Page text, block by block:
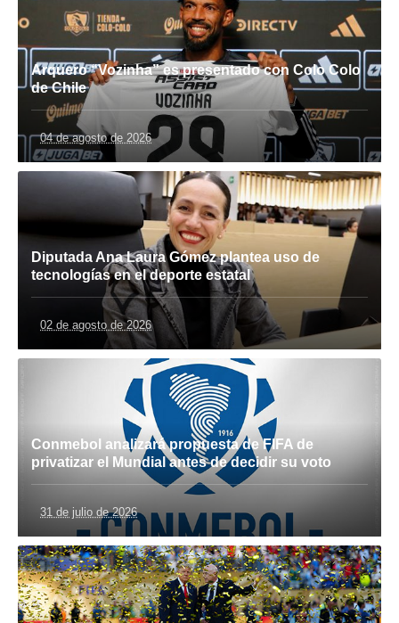
Arquero “Vozinha” es presentado con Colo Colo
de Chile
04 de agosto de 2026
Diputada Ana Laura Gómez plantea uso de
tecnologías en el deporte estatal
02 de agosto de 2026
Conmebol analizará propuesta de FIFA de
privatizar el Mundial antes de decidir su voto
31 de julio de 2026